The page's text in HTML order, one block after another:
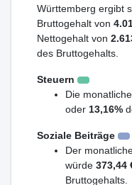
Württemberg ergibt
Bruttogehalt von
Nettogehalt von
des Bruttogehalts.
Steuern
Die
oder 13,16%
Soziale Beiträge
Der
würde 373,44
Bruttogehalts.